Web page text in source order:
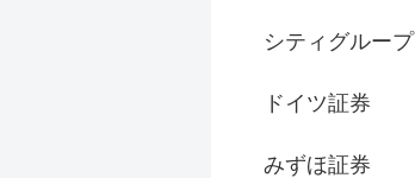
シティグループ
ドイツ証券
みずほ証券